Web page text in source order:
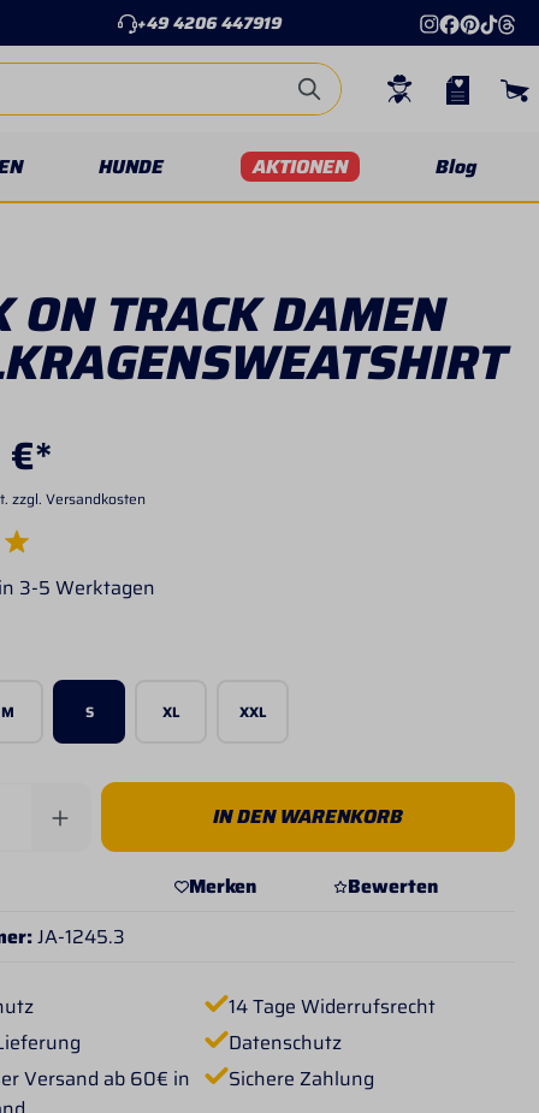
+49 4206 447919
HUNDE AKTIONEN Blog
ON TRACK DAMEN
zzgl. Versandkosten
von 5 von 5 Sternen
3-5 Werktagen
M S XL XXL
Gib den gewünschten Wert ein
IN DEN WARENKORB
Merken
Bewerten
JA-1245.3
14 Tage Widerrufsrecht
Datenschutz
Versand ab 60€ in
Sichere Zahlung